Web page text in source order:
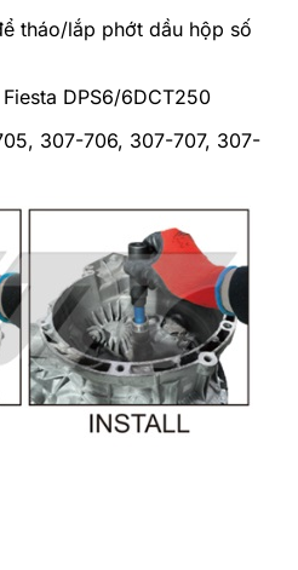
tháo/lắp phớt dầu hộp số
DPS6/6DCT250
307-706, 307-707, 307-